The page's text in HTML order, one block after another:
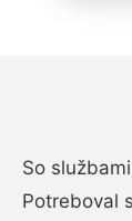
So
Potreboval